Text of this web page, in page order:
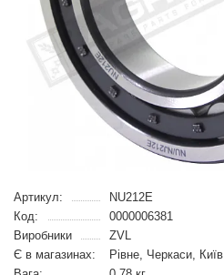
Артикул:
NU212E
Код:
0000006381
Виробники
ZVL
Є в магазинах:
Рівне, Черкаси, Київ